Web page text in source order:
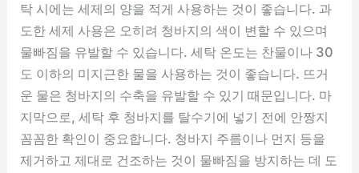
탁 시에는 세제의 양을 적게 사용하는 것이 좋습니다. 과
도한 세제 사용은 오히려 청바지의 색이 변할 수 있으며
물빠짐을 유발할 수 있습니다. 세탁 온도는 찬물이나 30
도 이하의 미지근한 물을 사용하는 것이 좋습니다. 뜨거
운 물은 청바지의 수축을 유발할 수 있기 때문입니다. 마
지막으로, 세탁 후 청바지를 탈수기에 넣기 전에 안짱지
꼼꼼한 확인이 중요합니다. 청바지 주름이나 먼지 등을
제거하고 제대로 건조하는 것이 물빠짐을 방지하는 데 도